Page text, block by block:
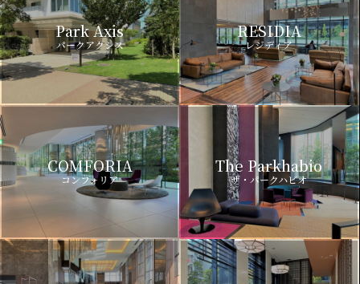
Park Axis
パークアクシス
RESIDIA
レジディア
COMFORIA
コンフォリア
The Parkhabio
ザ・パークハビオ